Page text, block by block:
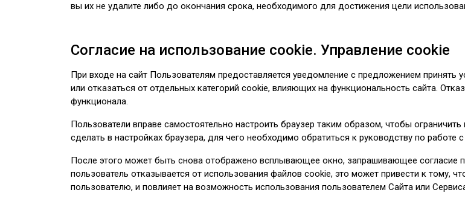
вы их не удалите либо до окончания срока, необходимого для достижения цели
Согласие на использование cookie. Управление cookie
При входе на сайт Пользователям предоставляется уведомление с предложением принять
или отказаться от отдельных категорий cookie, влияющих на функциональность сайта.
функционала.
Пользователи вправе самостоятельно настроить браузер таким образом, чтобы
сделать в настройках браузера, для чего необходимо обратиться к руководству по работе
После этого может быть снова отображено всплывающее окно, запрашивающее согласие
пользователь отказывается от использования файлов cookie, это может привести к тому,
пользователю, и повлияет на возможность использования пользователем Сайта или